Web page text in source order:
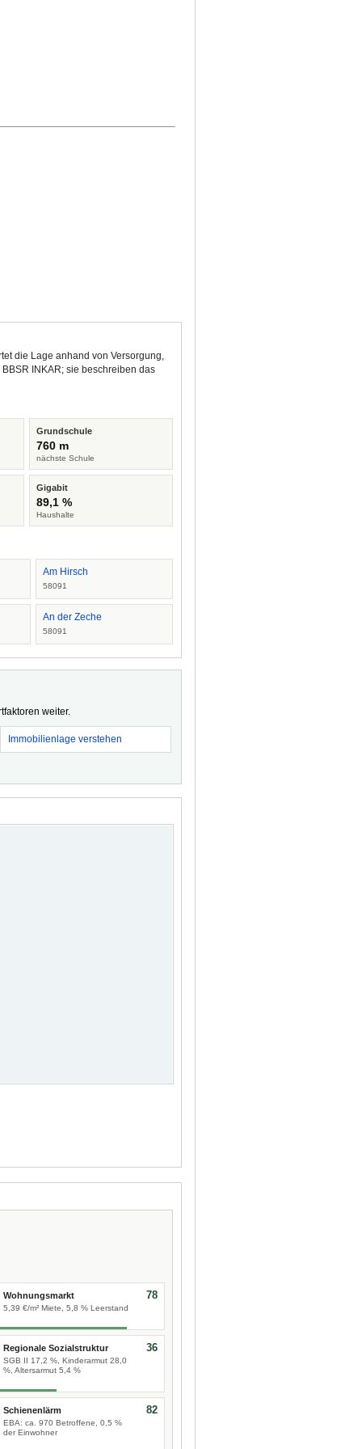
die Lage anhand von Versorgung,
INKAR; sie beschreiben das
Grundschule
760 m
nächste Schule
Gigabit
89,1 %
Haushalte
Am Hirsch
58091
An der Zeche
58091
weiter.
Immobilienlage verstehen
Wohnungsmarkt
5,39 €/m² Miete, 5,8 % Leerstand
78
Regionale Sozialstruktur
SGB II 17,2 %, Kinderarmut 28,0
%, Altersarmut 5,4 %
36
Schienenlärm
EBA: ca. 970 Betroffene, 0,5 %
der Einwohner
82